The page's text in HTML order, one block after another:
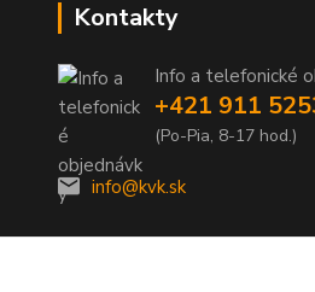
Kontakty
Info a telefonické
+421 911
(Po-Pia, 8-17 hod.)
info@kvk.sk